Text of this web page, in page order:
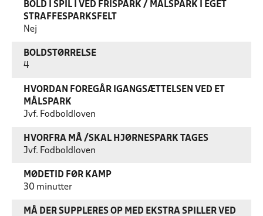
BOLD I SPIL I VED FRISPARK / MÅLSPARK I EGET
STRAFFESPARKSFELT
Nej
BOLDSTØRRELSE
4
HVORDAN FOREGÅR IGANGSÆTTELSEN VED ET
MÅLSPARK
Jvf. Fodboldloven
HVORFRA MÅ /SKAL HJØRNESPARK TAGES
Jvf. Fodboldloven
MØDETID FØR KAMP
30 minutter
MÅ DER SUPPLERES OP MED EKSTRA SPILLER VED